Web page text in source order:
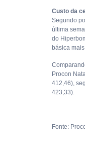
Custo da
Segundo
última
do
básica
Procon
412,46),
423,33).
Fonte: